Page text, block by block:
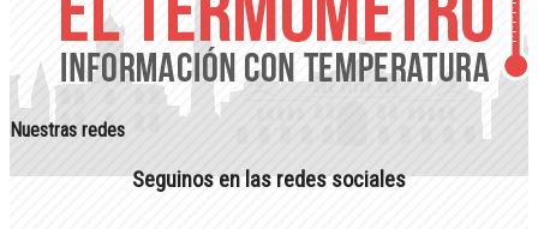
Nuestras redes
Seguinos en las redes sociales